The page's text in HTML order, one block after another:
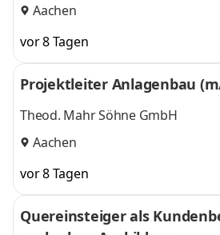
Aachen
vor 8 Tagen
Projektleiter Anlagenbau
Theod. Mahr Söhne GmbH
Aachen
vor 8 Tagen
Quereinsteiger als